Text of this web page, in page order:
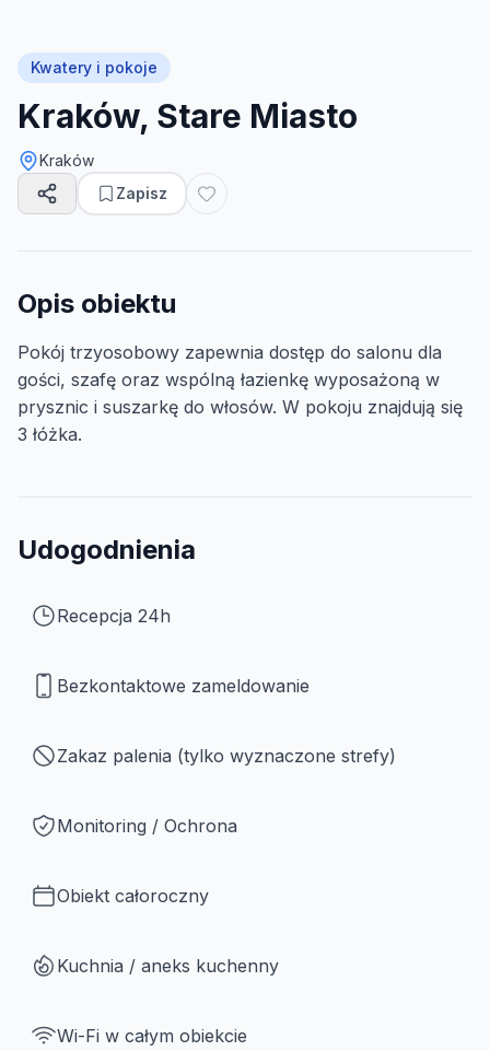
Kwatery i pokoje
Kraków, Stare Miasto
Kraków
Zapisz
Opis obiektu
Pokój trzyosobowy zapewnia dostęp do salonu dla
gości, szafę oraz wspólną łazienkę wyposażoną w
prysznic i suszarkę do włosów. W pokoju znajdują się
3 łóżka.
Udogodnienia
Recepcja 24h
Bezkontaktowe zameldowanie
Zakaz palenia (tylko wyznaczone strefy)
Monitoring / Ochrona
Obiekt całoroczny
Kuchnia / aneks kuchenny
Wi-Fi w całym obiekcie